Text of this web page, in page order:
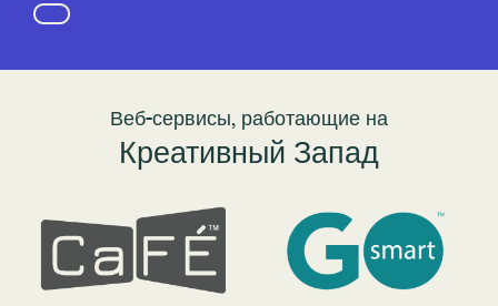
Веб-сервисы, работающие на
Креативный Запад